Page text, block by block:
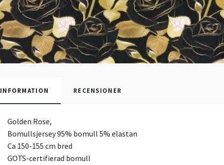
INFORMATION RECENSIONER
Golden Rose,
Bomullsjersey 95% bomull 5% elastan
Ca 150-155 cm bred
GOTS-certifierad bomull